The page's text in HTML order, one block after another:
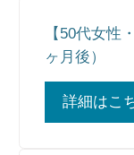
【50代女性
ヶ月後）
詳細はこ